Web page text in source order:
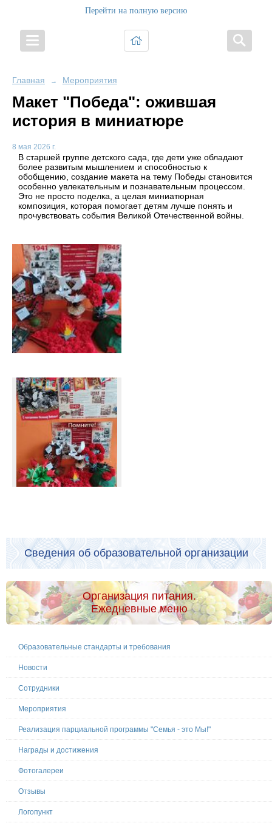
Перейти на полную версию
Главная → Мероприятия
Макет "Победа": ожившая
история в миниатюре
8 мая 2026 г.
В старшей группе детского сада, где дети уже обладают
более развитым мышлением и способностью к
обобщению, создание макета на тему Победы становится
особенно увлекательным и познавательным процессом.
Это не просто поделка, а целая миниатюрная
композиция, которая помогает детям лучше понять и
прочувствовать события Великой Отечественной войны.
Сведения об образовательной организации
Организация питания.
Ежедневные меню
Образовательные стандарты и требования
Новости
Сотрудники
Мероприятия
Реализация парциальной программы "Семья - это Мы!"
Награды и достижения
Фотогалереи
Отзывы
Логопункт